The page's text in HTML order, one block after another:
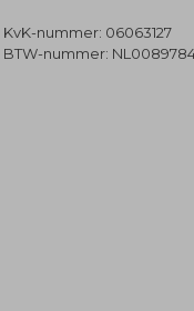
KvK-nummer: 06063127
BTW-nummer: